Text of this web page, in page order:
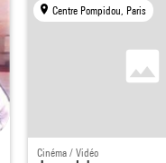
Centre Pompidou, Paris
Cinéma / Vidéo